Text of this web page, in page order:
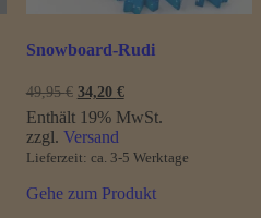
Snowboard-Rudi
49,95€ Ursprünglicher
Preis
war:
49,95 €
34,20 €Aktueller
Preis
ist:
Enthält 19% MwSt.
zzgl. Versand
Lieferzeit: ca. 3-5 Werktage
Gehe zum Produkt